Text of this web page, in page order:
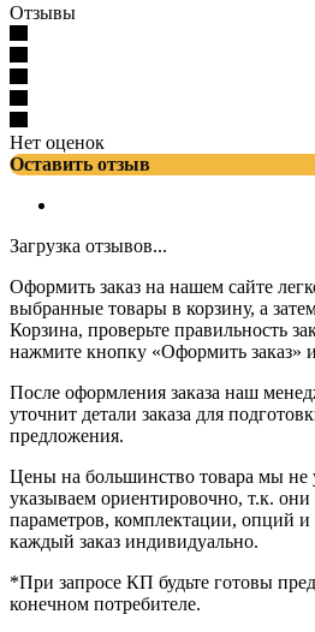
Отзывы
Нет оценок
Оставить отзыв
Загрузка отзывов...
Оформить заказ на нашем сайте
выбранные товары в корзину, а
Корзина, проверьте правильность
нажмите кнопку «Оформить заказ»
После оформления заказа наш
уточнит детали заказа для
предложения.
Цены на большинство товара мы не
указываем ориентировочно, т.к. они
параметров, комплектации, опций
каждый заказ индивидуально.
*При запросе КП будьте готовы
конечном потребителе.